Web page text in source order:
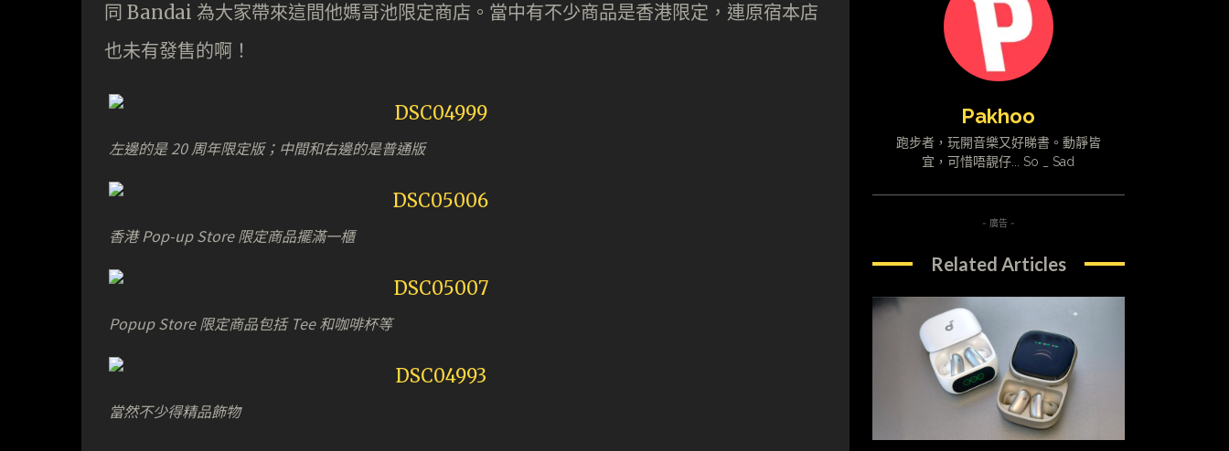
同 Bandai 為大家帶來這間他媽哥池限定商店。當中有不少商品是香港限定，連原宿本店
也未有發售的啊！
左邊的是 20 周年限定版；中間和右邊的是普通版
香港 Pop-up Store 限定商品擺滿一櫃
Popup Store 限定商品包括 Tee 和咖啡杯等
當然不少得精品飾物
Pakhoo
跑步者，玩開音樂又好睇書。動靜皆
宜，可惜唔靚仔... So _ Sad
- 廣告 -
Related Articles